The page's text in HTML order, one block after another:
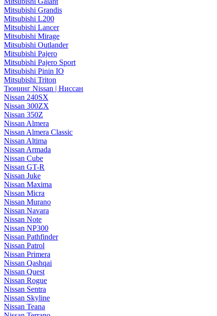
Mitsubishi Grandis
Mitsubishi L200
Mitsubishi Lancer
Mitsubishi Mirage
Mitsubishi Outlander
Mitsubishi Pajero
Mitsubishi Pajero Sport
Mitsubishi Pinin IO
Mitsubishi Triton
Тюнинг Nissan | Ниссан
Nissan 240SX
Nissan 300ZX
Nissan 350Z
Nissan Almera
Nissan Almera Classic
Nissan Altima
Nissan Armada
Nissan Cube
Nissan GT-R
Nissan Juke
Nissan Maxima
Nissan Micra
Nissan Murano
Nissan Navara
Nissan Note
Nissan NP300
Nissan Pathfinder
Nissan Patrol
Nissan Primera
Nissan Qashqai
Nissan Quest
Nissan Rogue
Nissan Sentra
Nissan Skyline
Nissan Teana